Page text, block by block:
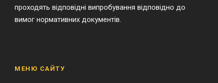
проходять відповідні випробування відповідно до
вимог нормативних документів.
МЕНЮ САЙТУ